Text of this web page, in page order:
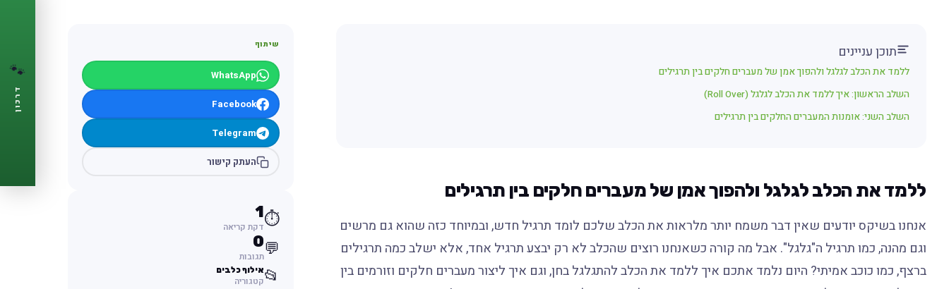
תוכן עניינים
ללמד את הכלב לגלגל ולהפוך אמן של מעברים חלקים בין תרגילים
השלב הראשון: איך ללמד את הכלב לגלגל (Roll Over)
השלב השני: אומנות המעברים החלקים בין תרגילים
ללמד את הכלב לגלגל ולהפוך אמן של מעברים חלקים בין תרגילים
אנחנו בשיקס יודעים שאין דבר משמח יותר מלראות את הכלב שלכם לומד תרגיל חדש, ובמיוחד כזה שהוא גם מרשים
וגם מהנה, כמו תרגיל ה"גלגל". אבל מה קורה כשאנחנו רוצים שהכלב לא רק יבצע תרגיל אחד, אלא ישלב כמה תרגילים
ברצף, כמו כוכב אמיתי? היום נלמד אתכם איך ללמד את הכלב להתגלגל בחן, וגם איך ליצור מעברים חלקים וזורמים בין
שיתוף
WhatsApp
Facebook
Telegram
העתק קישור
⏱️
1
דקת קריאה
💬
0
תגובות
📂אילוף כלבים
קטגוריה
🐾
דרכון
📋